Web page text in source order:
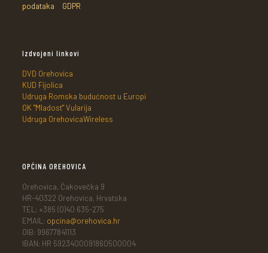
podataka
GDPR
Izdvojeni linkovi
DVD Orehovica
KUD Fijolica
Udruga Romska budućnost u Europi
OK "Mladost" Vularija
Udruga OrehovicaWireless
OPĆINA OREHOVICA
Orehovica, Čakovečka 9
HR-40322 Orehovica, Hrvatska
TEL: +385 (0)40 635-275
EMAIL: opcina@orehovica.hr
OIB: 99677841113
IBAN: HR 5923400091860500004